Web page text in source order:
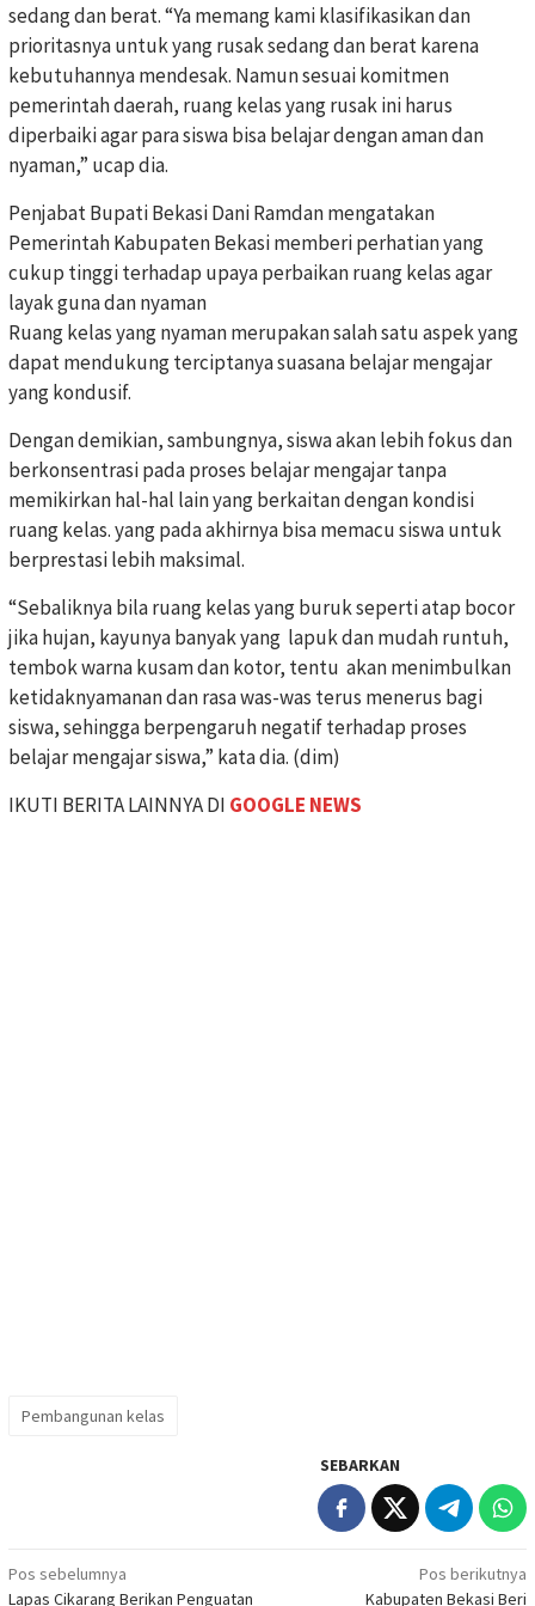
sedang dan berat. “Ya memang kami klasifikasikan dan
prioritasnya untuk yang rusak sedang dan berat karena
kebutuhannya mendesak. Namun sesuai komitmen
pemerintah daerah, ruang kelas yang rusak ini harus
diperbaiki agar para siswa bisa belajar dengan aman dan
nyaman,” ucap dia.
Penjabat Bupati Bekasi Dani Ramdan mengatakan
Pemerintah Kabupaten Bekasi memberi perhatian yang
cukup tinggi terhadap upaya perbaikan ruang kelas agar
layak guna dan nyaman
Ruang kelas yang nyaman merupakan salah satu aspek yang
dapat mendukung terciptanya suasana belajar mengajar
yang kondusif.
Dengan demikian, sambungnya, siswa akan lebih fokus dan
berkonsentrasi pada proses belajar mengajar tanpa
memikirkan hal-hal lain yang berkaitan dengan kondisi
ruang kelas. yang pada akhirnya bisa memacu siswa untuk
berprestasi lebih maksimal.
“Sebaliknya bila ruang kelas yang buruk seperti atap bocor
jika hujan, kayunya banyak yang lapuk dan mudah runtuh,
tembok warna kusam dan kotor, tentu akan menimbulkan
ketidaknyamanan dan rasa was-was terus menerus bagi
siswa, sehingga berpengaruh negatif terhadap proses
belajar mengajar siswa,” kata dia. (dim)
IKUTI BERITA LAINNYA DI GOOGLE NEWS
Pembangunan kelas
SEBARKAN
Navigasi
Pos sebelumnya
Lapas Cikarang Berikan Penguatan
Pos berikutnya
Kabupaten Bekasi Beri